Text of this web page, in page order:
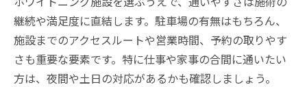
継続や満足度に直結します。駐車場の有無はもちろん、
施設までのアクセスルートや営業時間、予約の取りやす
さも重要な要素です。特に仕事や家事の合間に通いたい
方は、夜間や土日の対応があるかも確認しましょう。